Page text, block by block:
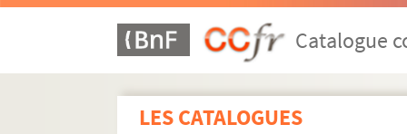
Catalogue
LES CATALOGUES
Yves Mirande, Alex Madis. Simone est
Maurice Magre. Sin : féerie chinoise en 3
René Fauchois. Le singe qui parle : comédie